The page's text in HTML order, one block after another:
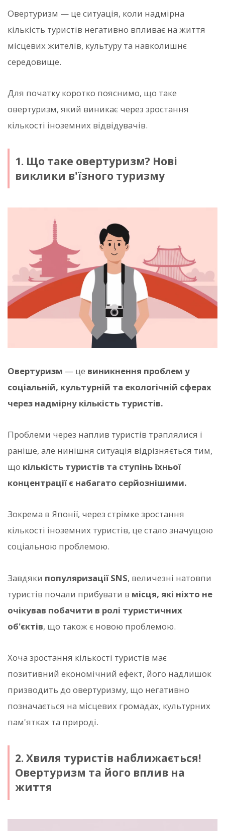
Овертуризм — це ситуація, коли надмірна
кількість туристів негативно впливає на життя
місцевих жителів, культуру та навколишнє
середовище.
Для початку коротко пояснимо, що таке
овертуризм, який виникає через зростання
кількості іноземних відвідувачів.
1. Що таке овертуризм? Нові
виклики в'їзного туризму
Овертуризм — це виникнення проблем у
соціальній, культурній та екологічній сферах
через надмірну кількість туристів.
Проблеми через наплив туристів траплялися і
раніше, але нинішня ситуація відрізняється тим,
що кількість туристів та ступінь їхньої
концентрації є набагато серйознішими.
Зокрема в Японії, через стрімке зростання
кількості іноземних туристів, це стало значущою
соціальною проблемою.
Завдяки популяризації SNS, величезні натовпи
туристів почали прибувати в місця, які ніхто не
очікував побачити в ролі туристичних
об'єктів, що також є новою проблемою.
Хоча зростання кількості туристів має
позитивний економічний ефект, його надлишок
призводить до овертуризму, що негативно
позначається на місцевих громадах, культурних
пам'ятках та природі.
2. Хвиля туристів наближається!
Овертуризм та його вплив на
життя